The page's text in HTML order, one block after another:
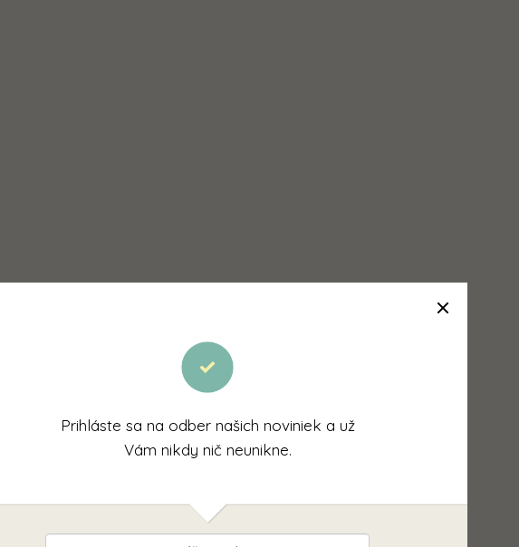
Prihláste sa na odber našich noviniek a už
Vám nikdy nič neunikne.